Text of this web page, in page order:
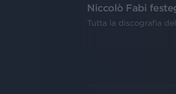
Niccolò Fabi
Tutta la discografia